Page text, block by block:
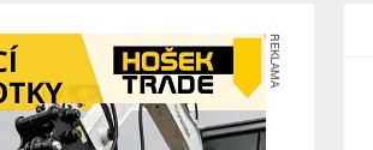
REKLAMA